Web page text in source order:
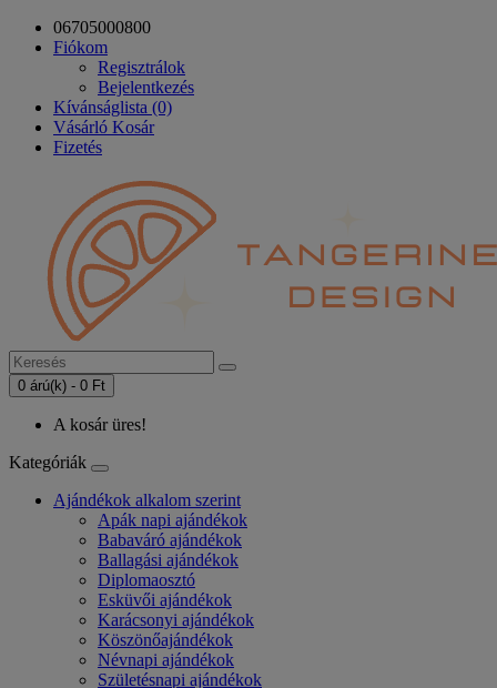
06705000800
Fiókom
Regisztrálok
Bejelentkezés
Kívánságlista (0)
Vásárló Kosár
Fizetés
0 árú(k) - 0 Ft
A kosár üres!
Kategóriák
Ajándékok alkalom szerint
Apák napi ajándékok
Babaváró ajándékok
Ballagási ajándékok
Diplomaosztó
Esküvői ajándékok
Karácsonyi ajándékok
Köszönőajándékok
Névnapi ajándékok
Születésnapi ajándékok